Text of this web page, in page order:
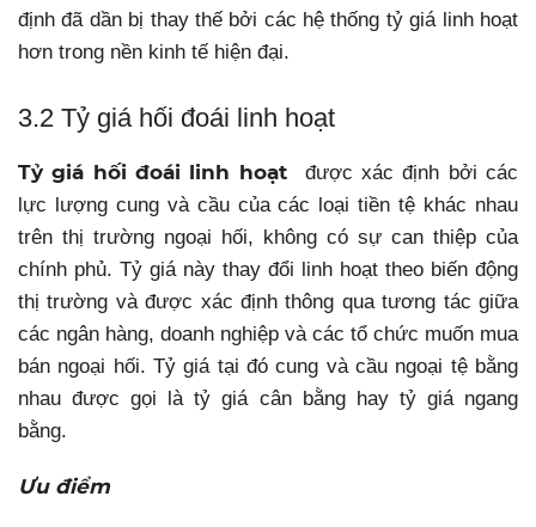
định đã dần bị thay thế bởi các hệ thống tỷ giá linh hoạt
hơn trong nền kinh tế hiện đại.
3.2 Tỷ giá hối đoái linh hoạt
Tỷ giá hối đoái linh hoạt
được xác định bởi các
lực lượng cung và cầu của các loại tiền tệ khác nhau
trên thị trường ngoại hối, không có sự can thiệp của
chính phủ. Tỷ giá này thay đổi linh hoạt theo biến động
thị trường và được xác định thông qua tương tác giữa
các ngân hàng, doanh nghiệp và các tổ chức muốn mua
bán ngoại hối. Tỷ giá tại đó cung và cầu ngoại tệ bằng
nhau được gọi là tỷ giá cân bằng hay tỷ giá ngang
bằng.
Ưu điểm